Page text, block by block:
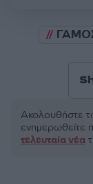
Ακολουθήστε
ενημερωθείτε
τελευταία νέα